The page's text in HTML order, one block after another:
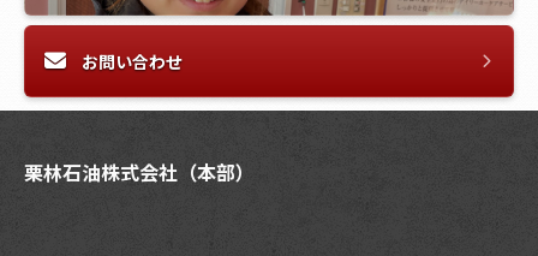
お問い合わせ
栗林石油株式会社（本部）